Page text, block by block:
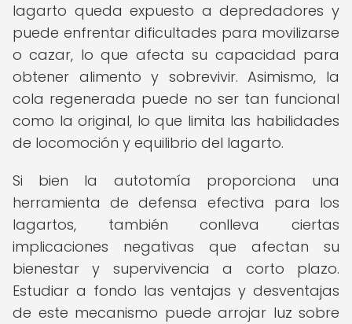
lagarto queda expuesto a depredadores y
puede enfrentar dificultades para movilizarse
o cazar, lo que afecta su capacidad para
obtener alimento y sobrevivir. Asimismo, la
cola regenerada puede no ser tan funcional
como la original, lo que limita las habilidades
de locomoción y equilibrio del lagarto.
Si bien la autotomía proporciona una
herramienta de defensa efectiva para los
lagartos, también conlleva ciertas
implicaciones negativas que afectan su
bienestar y supervivencia a corto plazo.
Estudiar a fondo las ventajas y desventajas
de este mecanismo puede arrojar luz sobre